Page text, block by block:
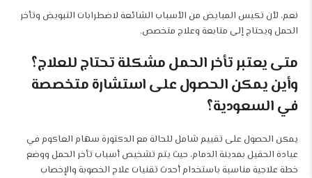
نعم، لأن تكيس المبايض من الأسباب الشائعة لاضطرابات التبويض وتأخر
الحمل ويحتاج إلى متابعة وعلاج متخصص.
متى يعتبر تأخر الحمل مشكلة تحتاج للعلاج؟
وأين يمكن الحصول على استشارة متخصصة
في السعودية؟
يمكن الحصول على تقييم شامل للحالة مع الدكتورة سهام العاكوم في
عيادة الحقيل بمدينة الدمام، حيث يتم تشخيص أسباب تأخر الحمل ووضع
خطة علاجية مناسبة باستخدام أحدث تقنيات علاج الخصوبة والإخصاب